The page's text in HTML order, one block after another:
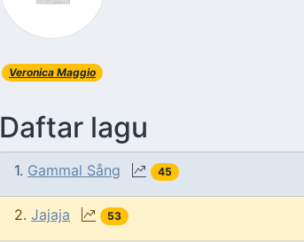
Veronica Maggio
Daftar lagu
1. Gammal Sång 45
2. Jajaja 53